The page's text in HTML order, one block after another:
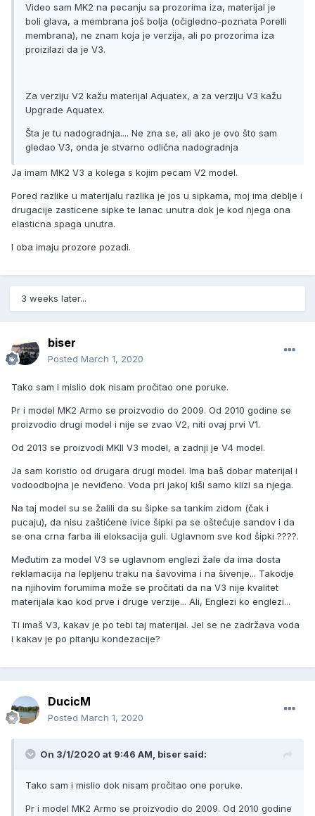
Video sam MK2 na pecanju sa prozorima iza, materijal je
boli glava, a membrana još bolja (očigledno-poznata Porelli
membrana), ne znam koja je verzija, ali po prozorima iza
proizilazi da je V3.
Za verziju V2 kažu materijal Aquatex, a za verziju V3 kažu
Upgrade Aquatex.
Šta je tu nadogradnja.... Ne zna se, ali ako je ovo što sam
gledao V3, onda je stvarno odlična nadogradnja
Ja imam MK2 V3 a kolega s kojim pecam V2 model.
Pored razlike u materijalu razlika je jos u sipkama, moj ima deblje i
drugacije zasticene sipke te lanac unutra dok je kod njega ona
elasticna spaga unutra.
I oba imaju prozore pozadi.
3 weeks later...
biser
Posted March 1, 2020
Tako sam i mislio dok nisam pročitao one poruke.
Pr i model MK2 Armo se proizvodio do 2009. Od 2010 godine se
proizvodio drugi model i nije se zvao V2, niti ovaj prvi V1.
Od 2013 se proizvodi MKII V3 model, a zadnji je V4 model.
Ja sam koristio od drugara drugi model. Ima baš dobar materijal i
vodoodbojna je neviđeno. Voda pri jakoj kiši samo klizi sa njega.
Na taj model su se žalili da su šipke sa tankim zidom (čak i
pucaju), da nisu zaštićene ivice šipki pa se oštećuje sandov i da
se ona crna farba ili eloksacija guli. Uglavnom sve kod šipki ????.
Međutim za model V3 se uglavnom englezi žale da ima dosta
reklamacija na lepljenu traku na šavovima i na šivenje... Takodje
na njihovim forumima može se pročitati da na V3 nije kvalitet
materijala kao kod prve i druge verzije... Ali, Englezi ko englezi...
Ti imaš V3, kakav je po tebi taj materijal. Jel se ne zadržava voda
i kakav je po pitanju kondezacije?
DucicM
Posted March 1, 2020
On 3/1/2020 at 9:46 AM, biser said:
Tako sam i mislio dok nisam pročitao one poruke.
Pr i model MK2 Armo se proizvodio do 2009. Od 2010 godine